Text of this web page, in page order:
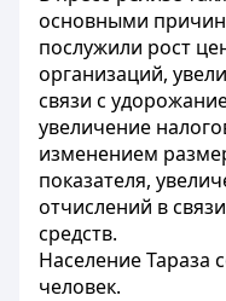
основными
послужили рост
организаций,
связи с
увеличение
изменением
показателя,
отчислений в
средств.
Население Тараза
человек.